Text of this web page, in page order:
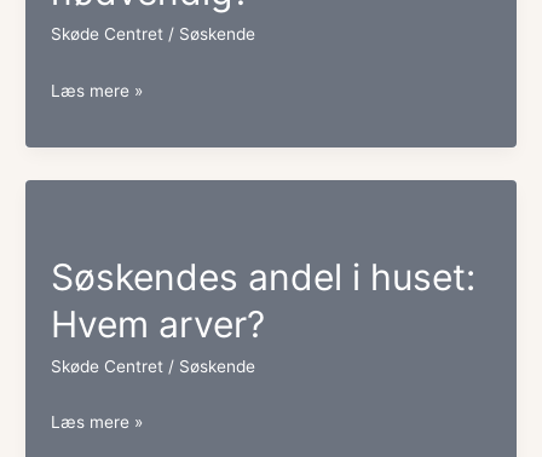
Skøde Centret / Søskende
Købsaftale
nødvendig?
Læs mere »
Søskendes andel i huset:
Hvem arver?
Skøde Centret / Søskende
Søskendes
Læs mere »